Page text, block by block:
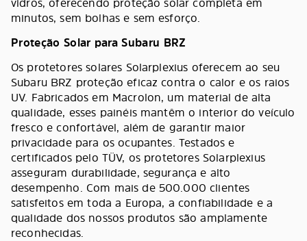
minutos, sem bolhas e sem esforço.
Proteção Solar para Subaru BRZ
Os protetores solares Solarplexius oferecem ao seu
Subaru BRZ proteção eficaz contra o calor e os raios
UV. Fabricados em Macrolon, um material de alta
qualidade, esses painéis mantêm o interior do veículo
fresco e confortável, além de garantir maior
privacidade para os ocupantes. Testados e
certificados pelo TÜV, os protetores Solarplexius
asseguram durabilidade, segurança e alto
desempenho. Com mais de 500.000 clientes
satisfeitos em toda a Europa, a confiabilidade e a
qualidade dos nossos produtos são amplamente
reconhecidas.